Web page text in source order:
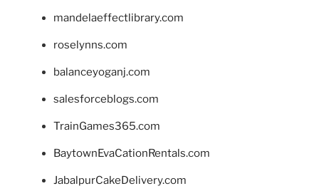
mandelaeffectlibrary.com
roselynns.com
balanceyoganj.com
salesforceblogs.com
TrainGames365.com
BaytownEvaCationRentals.com
JabalpurCakeDelivery.com